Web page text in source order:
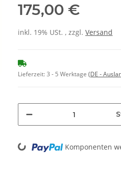
175,00 €
inkl. 19% USt. , zzgl. Versand
Lieferzeit:3 - 5 Werktage (DE -
Loading... Komponenten